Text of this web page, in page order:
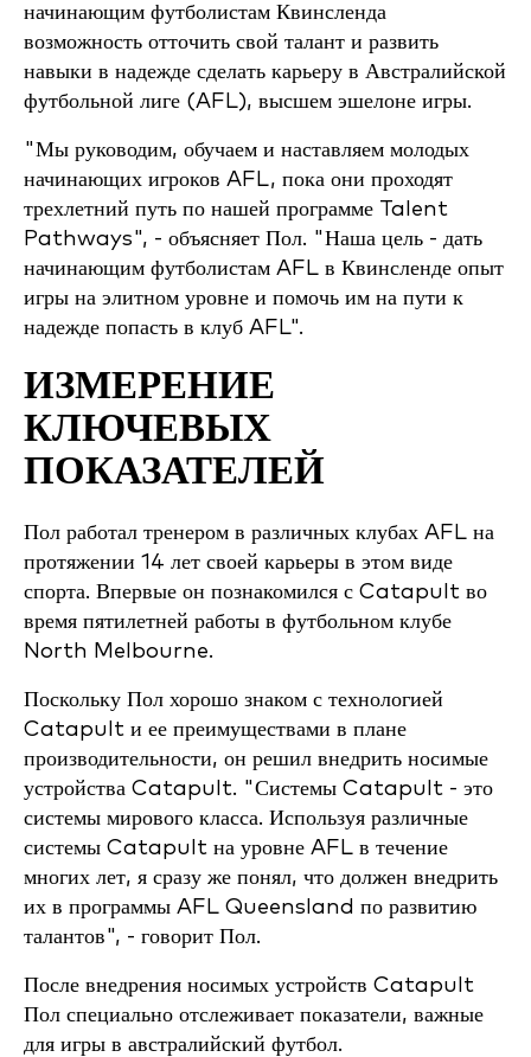
начинающим футболистам Квинсленда
возможность отточить свой талант и развить
навыки в надежде сделать карьеру в Австралийской
футбольной лиге (AFL), высшем эшелоне игры.
"Мы руководим, обучаем и наставляем молодых
начинающих игроков AFL, пока они проходят
трехлетний путь по нашей программе Talent
Pathways", - объясняет Пол. "Наша цель - дать
начинающим футболистам AFL в Квинсленде опыт
игры на элитном уровне и помочь им на пути к
надежде попасть в клуб AFL".
ИЗМЕРЕНИЕ
КЛЮЧЕВЫХ
ПОКАЗАТЕЛЕЙ
Пол работал тренером в различных клубах AFL на
протяжении 14 лет своей карьеры в этом виде
спорта. Впервые он познакомился с Catapult во
время пятилетней работы в футбольном клубе
North Melbourne.
Поскольку Пол хорошо знаком с технологией
Catapult и ее преимуществами в плане
производительности, он решил внедрить носимые
устройства Catapult. "Системы Catapult - это
системы мирового класса. Используя различные
системы Catapult на уровне AFL в течение
многих лет, я сразу же понял, что должен внедрить
их в программы AFL Queensland по развитию
талантов", - говорит Пол.
После внедрения носимых устройств Catapult
Пол специально отслеживает показатели, важные
для игры в австралийский футбол.